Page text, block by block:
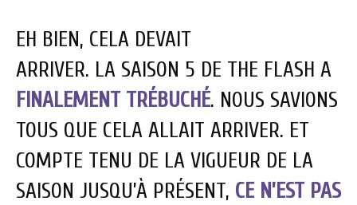
EH BIEN, CELA DEVAIT
ARRIVER. LA SAISON 5 DE THE FLASH A
FINALEMENT TRÉBUCHÉ. NOUS SAVIONS
TOUS QUE CELA ALLAIT ARRIVER. ET
COMPTE TENU DE LA VIGUEUR DE LA
SAISON JUSQU’À PRÉSENT, CE N’EST PAS